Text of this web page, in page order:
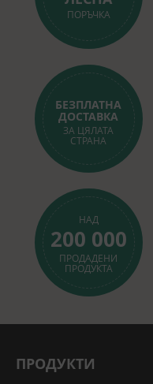
ПОРЪЧКА
БЕЗПЛАТНА
ДОСТАВКА
ЗА ЦЯЛАТА
СТРАНА
НАД
200 000
ПРОДАДЕНИ
ПРОДУКТА
ПРОДУКТИ